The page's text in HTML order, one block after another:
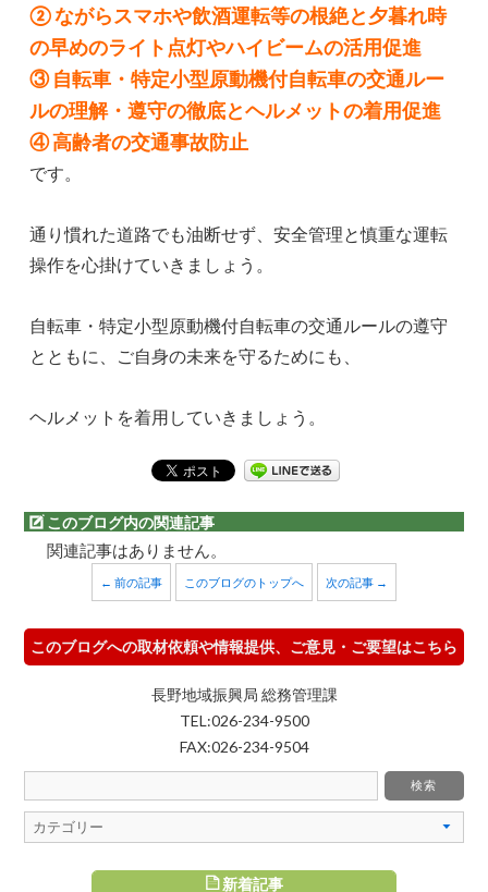
② ながらスマホや飲酒運転等の根絶と夕暮れ時
の早めのライト点灯やハイビームの活用促進
③ 自転車・特定小型原動機付自転車の交通ルー
ルの理解・遵守の徹底とヘルメットの着用促進
④ 高齢者の交通事故防止
です。
通り慣れた道路でも油断せず、安全管理と慎重な運転
操作を心掛けていきましょう。
自転車・特定小型原動機付自転車の交通ルールの遵守
とともに、ご自身の未来を守るためにも、
ヘルメットを着用していきましょう。
このブログ内の関連記事
関連記事はありません。
← 前の記事 このブログのトップへ 次の記事 →
このブログへの取材依頼や情報提供、ご意見・ご要望はこちら
長野地域振興局 総務管理課
TEL:026-234-9500
FAX:026-234-9504
新着記事